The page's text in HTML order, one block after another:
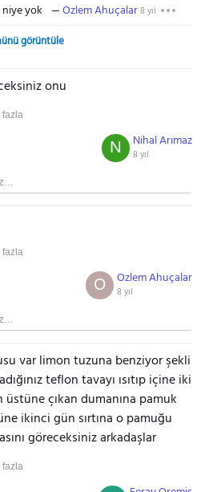
yok Ozlem Ahuçalar8 yıl
görüntüle
onu
fazla
Nihal Arımaz
8 yıl
N
fazla
Ozlem Ahuçalar
8 yıl
O
var limon tuzuna benziyor şekli
teflon tavayı ısıtıp içine iki
üstüne çıkan dumanına pamuk
ikinci gün sırtına o pamuğu
göreceksiniz arkadaşlar
fazla